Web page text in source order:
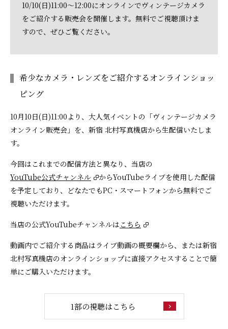
10/10(日)11:00～12:00にオンラインでヴィンテージカメラ
をご紹介する販売会を開催します。無料でご視聴頂けま
すので、ぜひご覧ください。
希少なカメラ・レンズをご紹介するオンラインショッ
ピング
10月10日(日)11:00より、大人気イベントの「ヴィンテージカメラ
オンライン販売会」を、新宿 北村写真機店から生配信いたしま
す。
今回はこれまでの配信方法と異なり、当店の
YouTube公式チャンネル
からYouTubeライブを使用した配信
を予定しており、どなたでもPC・スマートフォンから無料でご
視聴いただけます。
当店の公式YouTubeチャンネルは こちら
動画内でご紹介する商品はライブ動画の概要欄から、または新宿
北村写真機店のオンラインショップに直接アクセスすることで簡
単にご購入いただけます。
1部の視聴はこちら